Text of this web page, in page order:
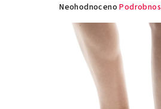
Průměrné
produktu
hvězdiček.
Neohodnoceno